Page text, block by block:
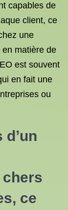
capables de
client, ce
une
matière de
est souvent
en fait une
ou
ce